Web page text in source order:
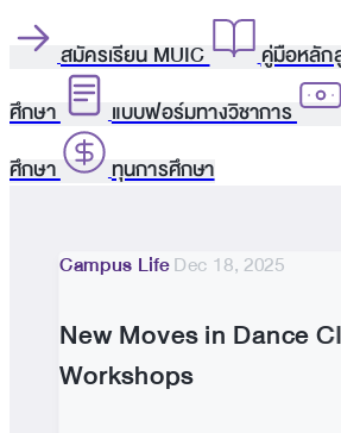
สมัครเรียน MUIC คู่มือหลั
ศึกษา
แบบฟอร์มทางวิชาการ
ศึกษา
ทุนการศึกษา
Campus LifeDec 18, 2025
New Moves in Dance
Workshops